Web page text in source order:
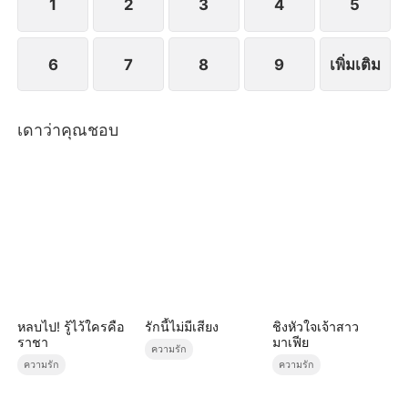
1 2 3 4 5
6 7 8 9 เพิ่มเติม
เดาว่าคุณชอบ
หลบไป! รู้ไว้ใครคือ
ราชา
ความรัก
รักนี้ไม่มีเสียง
ความรัก
ชิงหัวใจเจ้าสาว
มาเฟีย
ความรัก